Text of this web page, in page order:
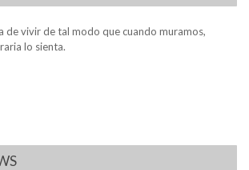
de vivir de tal modo que cuando muramos,
lo sienta.